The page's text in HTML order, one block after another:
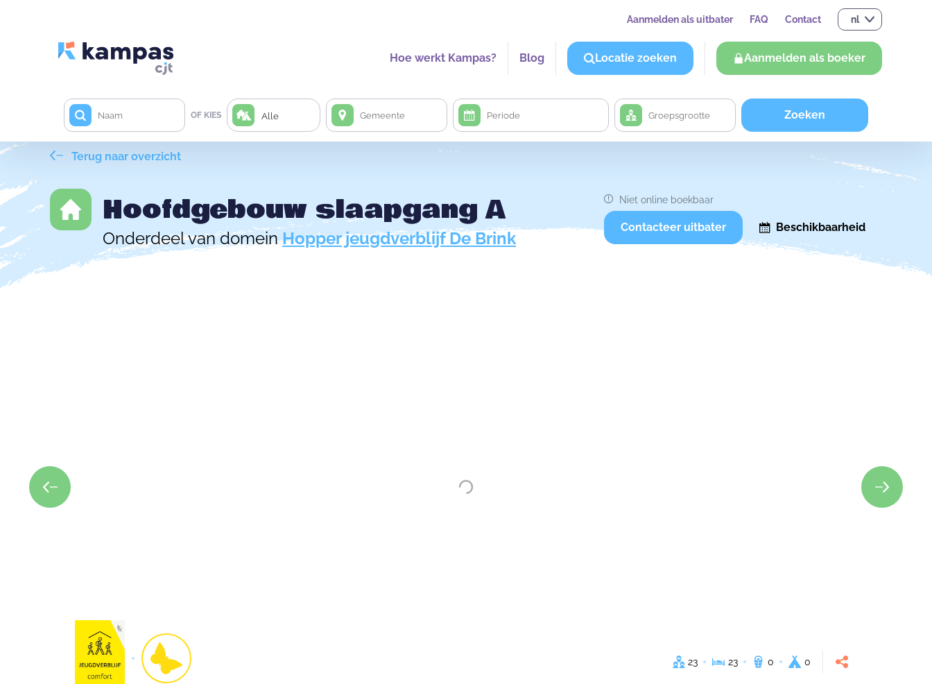
Aanmelden als uitbater FAQ Contact nl
Hoe werkt Kampas? Blog Locatie zoeken Aanmelden als boeker
OF KIES Alle Zoeken
Terug naar overzicht
Hoofdgebouw slaapgang A
Onderdeel van domeinHopper jeugdverblijf De Brink
Niet online boekbaar
Contacteer uitbater Beschikbaarheid
23 23 0 0